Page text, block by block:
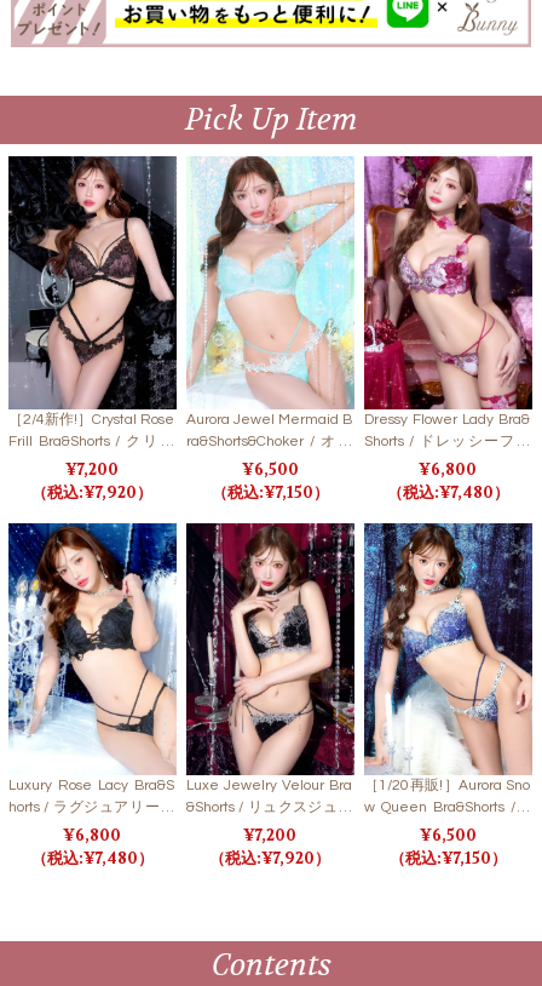
Pick Up Item
［2/4新作!］Crystal Rose
Frill Bra&Shorts / クリス
タルローズフリルブラ＆
ショーツ 【LB5500】
7,200
7,920
Aurora Jewel Mermaid B
ra&Shorts&Choker / オー
ロラジュエルマーメイド
ブラ＆ショーツ＆チョー
カー 【LB5500】
6,500
7,150
Dressy Flower Lady Bra&
Shorts / ドレッシーフラ
ワーレディブラ＆ショー
ツ【LB5500】
6,800
7,480
Luxury Rose Lacy Bra&S
horts / ラグジュアリーロ
ーズレーシーブラ＆ショ
ーツ【LB5500】
6,800
7,480
Luxe Jewelry Velour Bra
&Shorts / リュクスジュエ
リーベロアブラ＆ショー
ツ【LB5500】
7,200
7,920
［1/20再販!］Aurora Sno
w Queen Bra&Shorts / S
NOW CRYSTAL オーロラ
スノークイーンブラ＆シ
ョーツ / スノークリスタ
6,500
7,150
Contents